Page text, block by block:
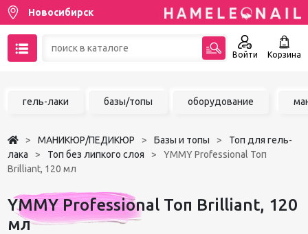
Новосибирск
Войти Корзина
Чат в MAX
Избранное
гель-лаки базы/топы оборудование
МАНИКЮР/ПЕДИКЮР Базы и топы
Топ для гель-
лака
Топ без липкого слоя
YMMY Professional Топ
Brilliant, 120 мл
YMMY Professional Топ Brilliant, 120
мл